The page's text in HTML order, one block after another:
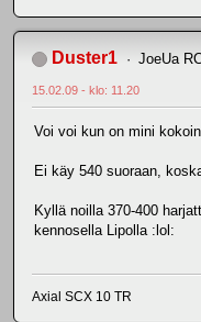
Duster1 JoeUa
15.02.09 - klo: 11.20
Voi voi kun on mini
Ei käy 540 suoraan,
Kyllä noilla 370-400
kennosella Lipolla :lol:
Axial SCX 10 TR